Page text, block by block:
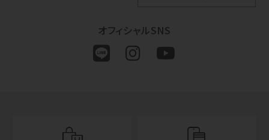
オフィシャルSNS